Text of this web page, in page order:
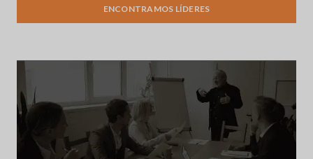
ENCONTRAMOS LÍDERES